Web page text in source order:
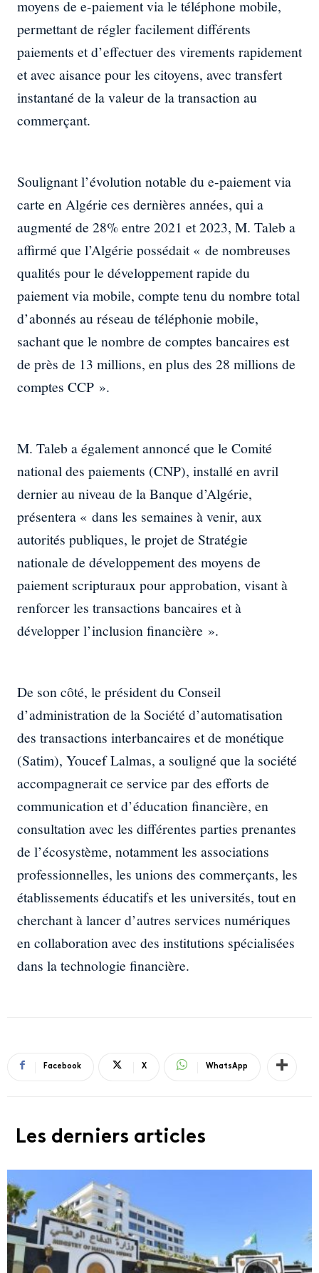
moyens de e-paiement via le téléphone mobile,
permettant de régler facilement différents
paiements et d’effectuer des virements rapidement
et avec aisance pour les citoyens, avec transfert
instantané de la valeur de la transaction au
commerçant.
Soulignant l’évolution notable du e-paiement via
carte en Algérie ces dernières années, qui a
augmenté de 28% entre 2021 et 2023, M. Taleb a
affirmé que l’Algérie possédait « de nombreuses
qualités pour le développement rapide du
paiement via mobile, compte tenu du nombre total
d’abonnés au réseau de téléphonie mobile,
sachant que le nombre de comptes bancaires est
de près de 13 millions, en plus des 28 millions de
comptes CCP ».
M. Taleb a également annoncé que le Comité
national des paiements (CNP), installé en avril
dernier au niveau de la Banque d’Algérie,
présentera « dans les semaines à venir, aux
autorités publiques, le projet de Stratégie
nationale de développement des moyens de
paiement scripturaux pour approbation, visant à
renforcer les transactions bancaires et à
développer l’inclusion financière ».
De son côté, le président du Conseil
d’administration de la Société d’automatisation
des transactions interbancaires et de monétique
(Satim), Youcef Lalmas, a souligné que la société
accompagnerait ce service par des efforts de
communication et d’éducation financière, en
consultation avec les différentes parties prenantes
de l’écosystème, notamment les associations
professionnelles, les unions des commerçants, les
établissements éducatifs et les universités, tout en
cherchant à lancer d’autres services numériques
en collaboration avec des institutions spécialisées
dans la technologie financière.
Facebook X WhatsApp
Les derniers articles